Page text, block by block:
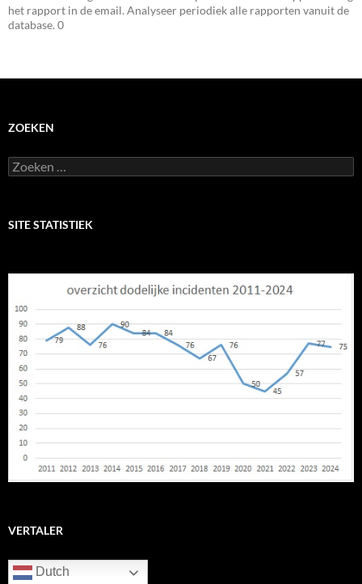
het rapport in de email. Analyseer periodiek alle rapporten vanuit de
database. 0
ZOEKEN
Zoeken
naar:
SITE STATISTIEK
VERTALER
Dutch